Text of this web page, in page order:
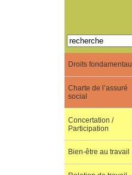
À propos
Droits
Charte de l’assuré
social
Concertation /
Participation
Bien-être au travail